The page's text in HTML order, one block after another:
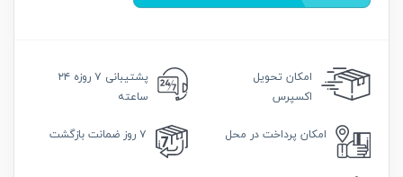
امکان تحویل
اکسپرس
پشتیبانی
۷ روزه ۲۴
ساعته
امکان پرداخت در محل ۷ روز ضمانت بازگشت